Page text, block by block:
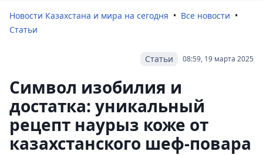
Новости Казахстана и мира на сегодня
Все новости
Статьи
08:59, 19 марта 2025
Статьи
Символ изобилия и
достатка: уникальный
рецепт наурыз коже от
казахстанского шеф-повара